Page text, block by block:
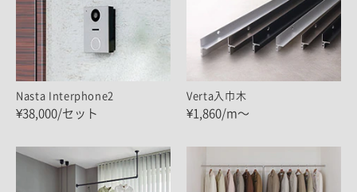
Nasta Interphone2
¥38,000/セット
Verta入巾木
¥1,860/m～